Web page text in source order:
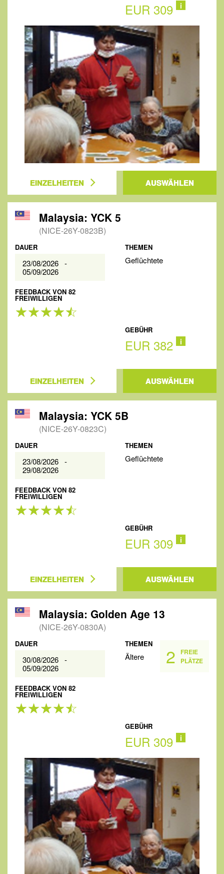
EUR 309 i
EINZELHEITEN AUSWÄHLEN
Malaysia: YCK 5
(NICE-26Y-0823B)
DAUER
23/08/2026 -
05/09/2026
FEEDBACK VON 82
FREIWILLIGEN
THEMEN
Geflüchtete
GEBÜHR
EUR 382 i
EINZELHEITEN AUSWÄHLEN
Malaysia: YCK 5B
(NICE-26Y-0823C)
DAUER
23/08/2026 -
29/08/2026
FEEDBACK VON 82
FREIWILLIGEN
THEMEN
Geflüchtete
GEBÜHR
EUR 309 i
EINZELHEITEN AUSWÄHLEN
Malaysia: Golden Age 13
(NICE-26Y-0830A)
DAUER
30/08/2026 -
05/09/2026
FEEDBACK VON 82
FREIWILLIGEN
THEMEN
Ältere 2
FREIE
PLÄTZE
GEBÜHR
EUR 309 i